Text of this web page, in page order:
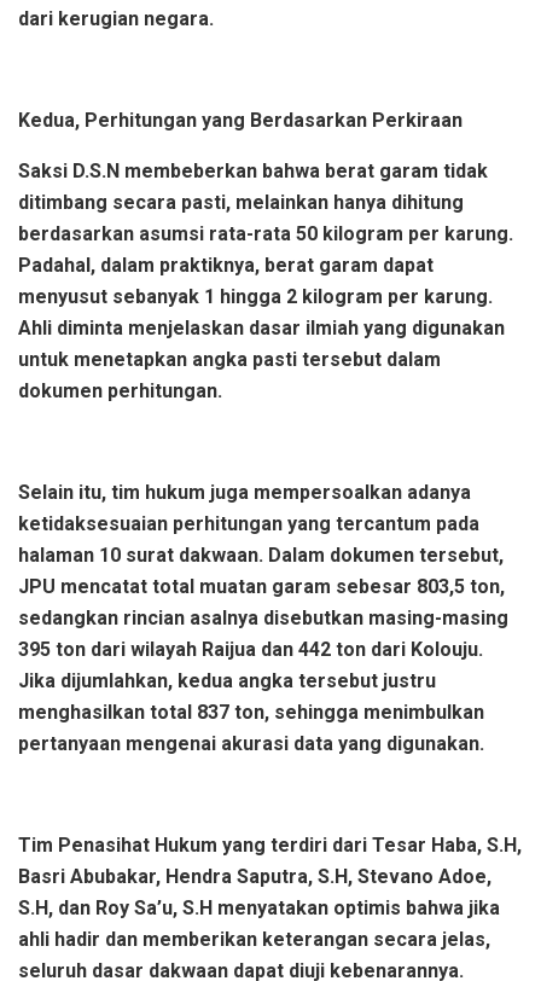
dari kerugian negara.
Kedua, Perhitungan yang Berdasarkan Perkiraan
Saksi D.S.N membeberkan bahwa berat garam tidak
ditimbang secara pasti, melainkan hanya dihitung
berdasarkan asumsi rata-rata 50 kilogram per karung.
Padahal, dalam praktiknya, berat garam dapat
menyusut sebanyak 1 hingga 2 kilogram per karung.
Ahli diminta menjelaskan dasar ilmiah yang digunakan
untuk menetapkan angka pasti tersebut dalam
dokumen perhitungan.
Selain itu, tim hukum juga mempersoalkan adanya
ketidaksesuaian perhitungan yang tercantum pada
halaman 10 surat dakwaan. Dalam dokumen tersebut,
JPU mencatat total muatan garam sebesar 803,5 ton,
sedangkan rincian asalnya disebutkan masing-masing
395 ton dari wilayah Raijua dan 442 ton dari Kolouju.
Jika dijumlahkan, kedua angka tersebut justru
menghasilkan total 837 ton, sehingga menimbulkan
pertanyaan mengenai akurasi data yang digunakan.
Tim Penasihat Hukum yang terdiri dari Tesar Haba, S.H,
Basri Abubakar, Hendra Saputra, S.H, Stevano Adoe,
S.H, dan Roy Sa’u, S.H menyatakan optimis bahwa jika
ahli hadir dan memberikan keterangan secara jelas,
seluruh dasar dakwaan dapat diuji kebenarannya.